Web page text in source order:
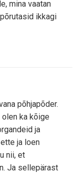
mina vaatan
ikkagi
põhjapõder.
ka kõige
ja
ja loen
nii, et
Ja sellepärast